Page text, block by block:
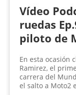
Vídeo
ruedas
piloto de
En esta ocasión
Ramirez, el
carrera del
el salto a Moto2